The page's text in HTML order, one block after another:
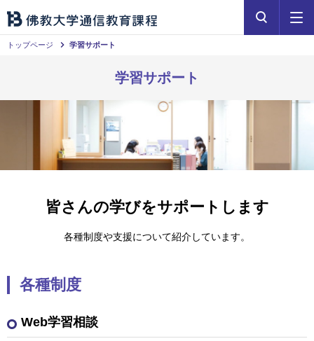
トップページ 学習サポート
学習サポート
皆さんの学びをサポートします
各種制度や支援について紹介しています。
各種制度
Web学習相談